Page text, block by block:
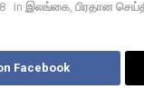
in இலங்கை பிரதான
Facebook